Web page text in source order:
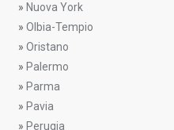
» Nuova York
» Olbia-Tempio
» Oristano
» Palermo
» Parma
» Pavia
» Perugia